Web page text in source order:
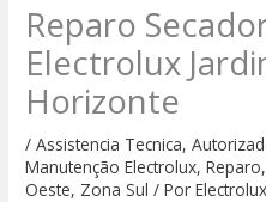
Reparo
Electrolux
Horizonte
/Assistencia Tecnica,
Manutenção Electrolux,Reparo,
Oeste, Zona Sul / PorElectrolux